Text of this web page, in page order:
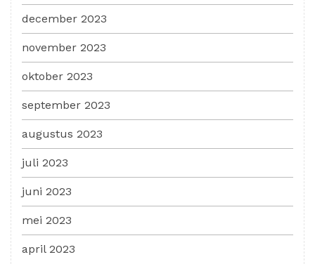
december 2023
november 2023
oktober 2023
september 2023
augustus 2023
juli 2023
juni 2023
mei 2023
april 2023